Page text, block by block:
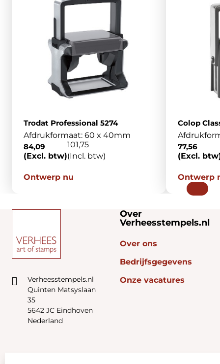
Trodat Professional 5274
Afdrukformaat: 60 x 40mm
84,09
(Excl. btw)
101,75
(Incl. btw)
Ontwerp nu
Colop
77,56
(Excl.
Ontwerp
Verheesstempels.nl
Quinten Matsyslaan
35
5642 JC Eindhoven
Nederland
Over
Verheesstempels.nl
Over ons
Bedrijfsgegevens
Onze vacatures